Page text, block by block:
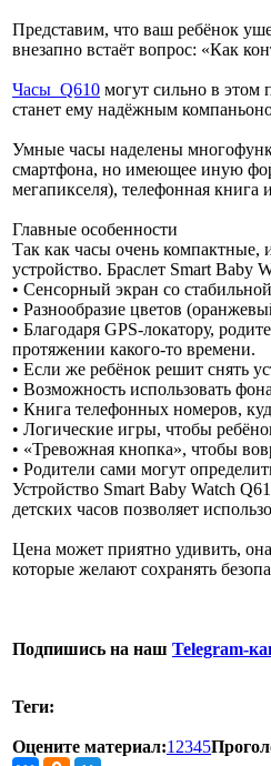
Представим, что ваш ребёнок
внезапно встаёт вопрос: «Как
Часы Q610 могут сильно в этом
станет ему надёжным
Умные часы наделены
смартфона, но имеющее иную
мегапикселя), телефонная
Главные особенности
Так как часы очень компактные,
устройство. Браслет Smart Baby
• Сенсорный экран со
• Разнообразие цветов
• Благодаря GPS-локатору,
протяжении какого-то времени.
• Если же ребёнок решит снять
• Возможность использовать
• Книга телефонных номеров,
• Логические игры, чтобы
• «Тревожная кнопка», чтобы
• Родители сами могут
Устройство Smart Baby Watch
детских часов позволяет
Цена может приятно удивить,
которые желают сохранять
Подпишись на наш Telegram-
Теги:
Оцените материал:1 2345